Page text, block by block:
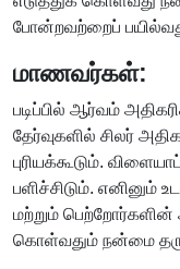
போன்றவற்றைப்
மாணவர்கள்:
படிப்பில் ஆர்வம்
தேர்வுகளில் சிலர்
புரியக்கூடும்.
பளிச்சிடும்.
மற்றும் பெற்றோர்களின்
கொள்வதும் நன்மை